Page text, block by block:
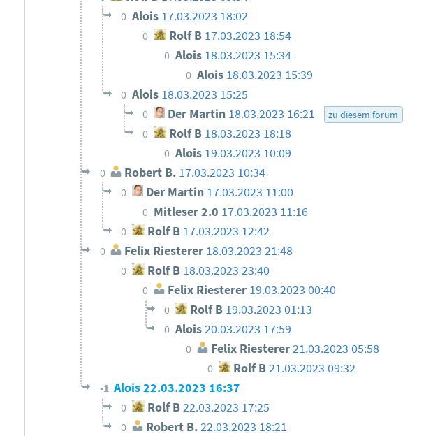
0 Alois 17.03.2023 18:02
0 Rolf B 17.03.2023 18:54
0 Alois 18.03.2023 15:34
0 Alois 18.03.2023 15:39
0 Alois 18.03.2023 15:25
0 Der Martin 18.03.2023 16:21 zu diesem forum
0 Rolf B 18.03.2023 18:18
0 Alois 19.03.2023 10:09
0 Robert B. 17.03.2023 10:34
0 Der Martin 17.03.2023 11:00
0 Mitleser 2.0 17.03.2023 11:16
0 Rolf B 17.03.2023 12:42
0 Felix Riesterer 18.03.2023 21:48
0 Rolf B 18.03.2023 23:40
0 Felix Riesterer 19.03.2023 00:40
0 Rolf B 19.03.2023 01:13
0 Alois20.03.2023 17:59
0 Felix Riesterer 21.03.2023 05:58
0 Rolf B21.03.2023 09:32
-1 Alois22.03.2023 16:37
0 Rolf B22.03.2023 17:25
0 Robert B.22.03.2023 18:21